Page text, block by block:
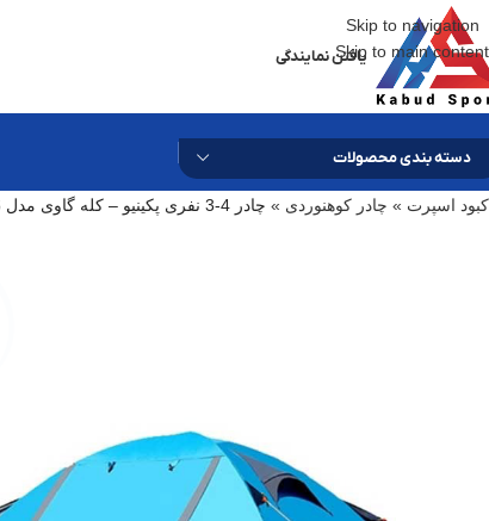
Skip to navigation
Skip to main contentیافتن نمایندگی
دسته بندی محصولات
کبود اسپرت » چادر کوهنوردی » چادر 4-3 نفری پکینیو – کله گاوی مدل Pekynew C2006